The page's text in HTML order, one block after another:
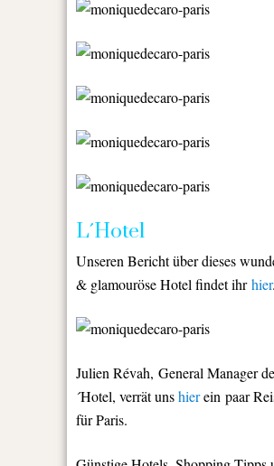
L´Hotel
Unseren Bericht über dieses
& glamouröse Hotel findet ihrhier.
Julien Révah, General Manager
´Hotel, verrät unshierein paar
für Paris.